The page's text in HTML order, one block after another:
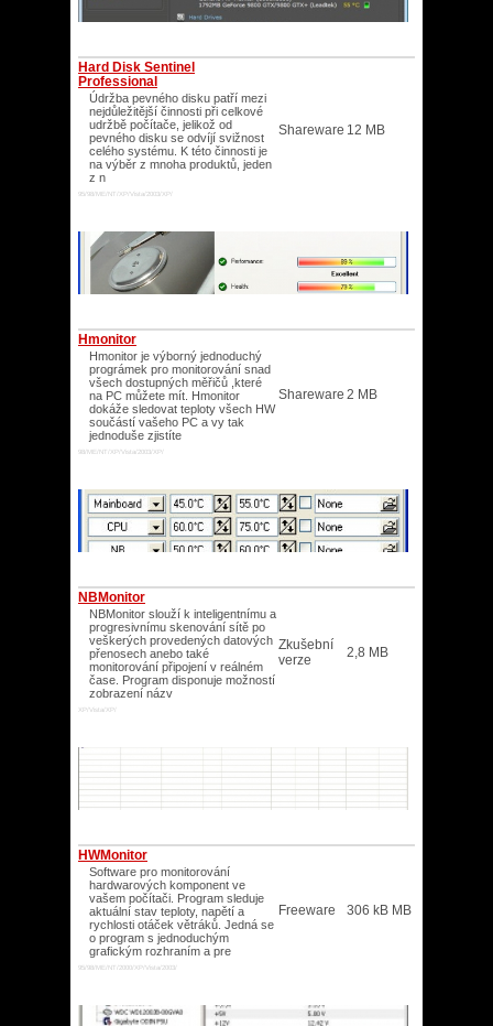
Hard Disk Sentinel
Professional
Údržba pevného disku patří mezi
nejdůležitější činnosti při celkové
udržbě počítače, jelikož od
pevného disku se odvíjí svižnost
celého systému. K této činnosti je
na výběr z mnoha produktů, jeden
z n
95/98/ME/NT/XP/Vista/2003/XP/
Shareware 12 MB
Hmonitor
Hmonitor je výborný jednoduchý
prográmek pro monitorování snad
všech dostupných měřičů ,které
na PC můžete mít. Hmonitor
dokáže sledovat teploty všech HW
součástí vašeho PC a vy tak
jednoduše zjistíte
98/ME/NT/XP/Vista/2003/XP/
Shareware 2 MB
NBMonitor
NBMonitor slouží k inteligentnímu a
progresivnímu skenování sítě po
veškerých provedených datových
přenosech anebo také
monitorování připojení v reálném
čase. Program disponuje možností
zobrazení názv
XP/Vista/XP/
Zkušební
verze
2,8 MB
HWMonitor
Software pro monitorování
hardwarových komponent ve
vašem počítači. Program sleduje
aktuální stav teploty, napětí a
rychlosti otáček větráků. Jedná se
o program s jednoduchým
grafickým rozhraním a pre
95/98/ME/NT/2000/XP/Vista/2003/
Freeware 306 kB MB